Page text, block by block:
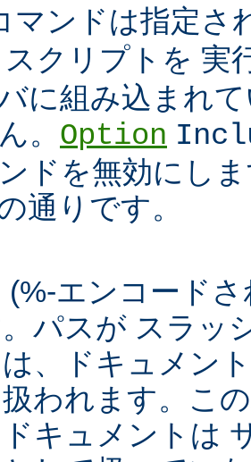
マンドは指定さ
クリプトを 実
に組み込まれ
。 Option
ドを無効にし
通りです。
(%-エンコード
パスが スラッ
、ドキュメン
扱われます。こ
キュメントは